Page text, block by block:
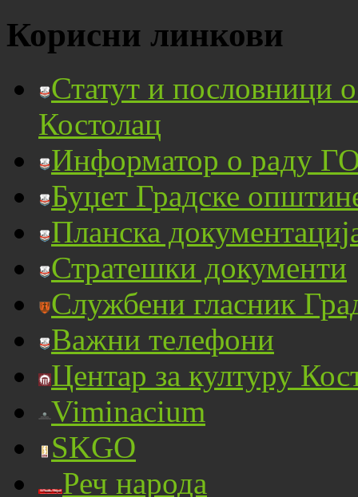
Корисни линкови
Статут и пословници
Костолац
Информатор о раду
Буџет Градске
Планска
Стратешки документи
Службени гласник
Важни телефони
Центар за културу
Viminacium
SKGO
Реч народа